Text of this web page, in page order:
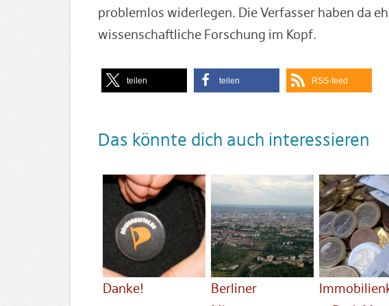
problemlos widerlegen. Die Verfasser haben da
wissenschaftliche Forschung im Kopf.
teilen teilen RSS-feed
Das könnte dich auch interessieren
Danke!
Berliner